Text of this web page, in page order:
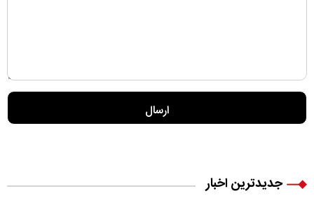
جدیدترین اخبار